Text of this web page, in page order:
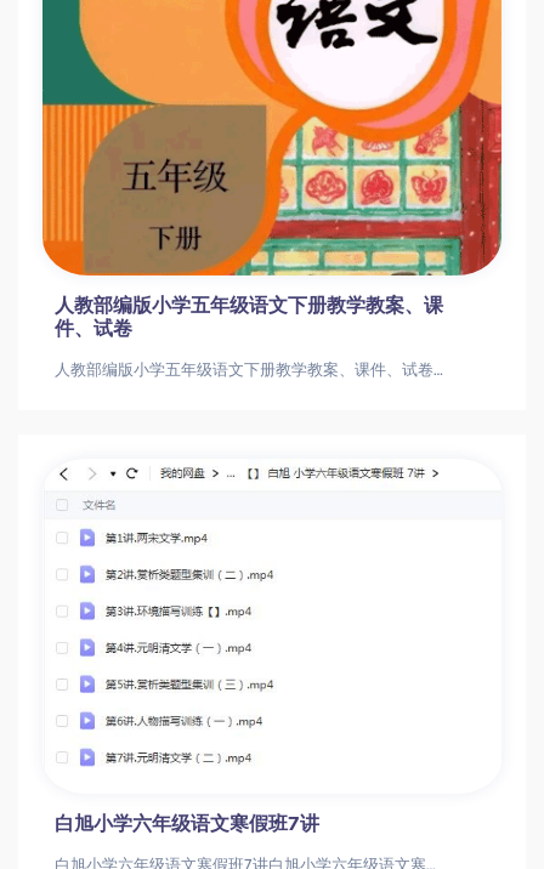
人教部编版小学五年级语文下册教学教案、课
件、试卷
人教部编版小学五年级语文下册教学教案、课件、试卷人教部编版小学五年级语文下册教学教案、课件、试卷
白旭小学六年级语文寒假班7讲
白旭小学六年级语文寒假班7讲白旭小学六年级语文寒假班7讲